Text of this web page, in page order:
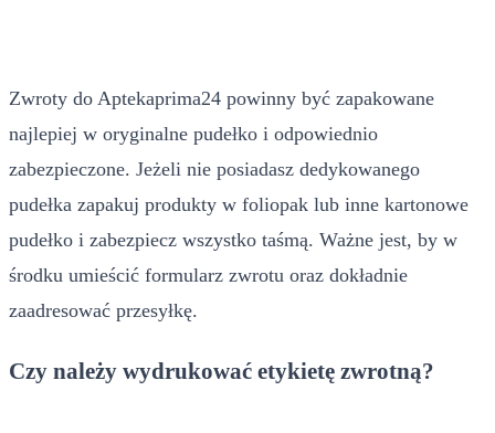
Zwroty do Aptekaprima24 powinny być zapakowane
najlepiej w oryginalne pudełko i odpowiednio
zabezpieczone. Jeżeli nie posiadasz dedykowanego
pudełka zapakuj produkty w foliopak lub inne kartonowe
pudełko i zabezpiecz wszystko taśmą. Ważne jest, by w
środku umieścić formularz zwrotu oraz dokładnie
zaadresować przesyłkę.
Czy należy wydrukować etykietę zwrotną?